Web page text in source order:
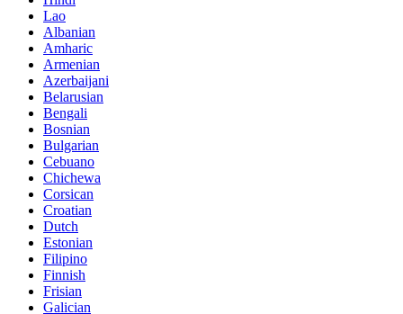
Lao
Albanian
Amharic
Armenian
Azerbaijani
Belarusian
Bengali
Bosnian
Bulgarian
Cebuano
Chichewa
Corsican
Croatian
Dutch
Estonian
Filipino
Finnish
Frisian
Galician